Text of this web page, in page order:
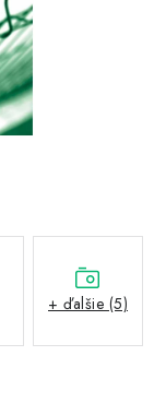
+ ďalšie (5)